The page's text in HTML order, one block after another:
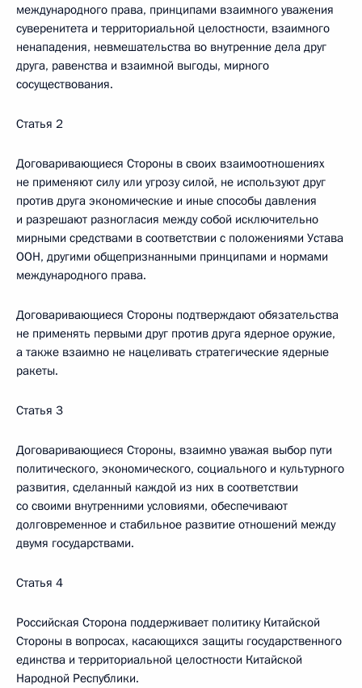
международного права, принципами взаимного уважения
суверенитета и территориальной целостности, взаимного
ненападения, невмешательства во внутренние дела друг
друга, равенства и взаимной выгоды, мирного
сосуществования.
Статья 2
Договаривающиеся Стороны в своих взаимоотношениях
не применяют силу или угрозу силой, не используют друг
против друга экономические и иные способы давления
и разрешают разногласия между собой исключительно
мирными средствами в соответствии с положениями Устава
ООН, другими общепризнанными принципами и нормами
международного права.
Договаривающиеся Стороны подтверждают обязательства
не применять первыми друг против друга ядерное оружие,
а также взаимно не нацеливать стратегические ядерные
ракеты.
Статья 3
Договаривающиеся Стороны, взаимно уважая выбор пути
политического, экономического, социального и культурного
развития, сделанный каждой из них в соответствии
со своими внутренними условиями, обеспечивают
долговременное и стабильное развитие отношений между
двумя государствами.
Статья 4
Российская Сторона поддерживает политику Китайской
Стороны в вопросах, касающихся защиты государственного
единства и территориальной целостности Китайской
Народной Республики.